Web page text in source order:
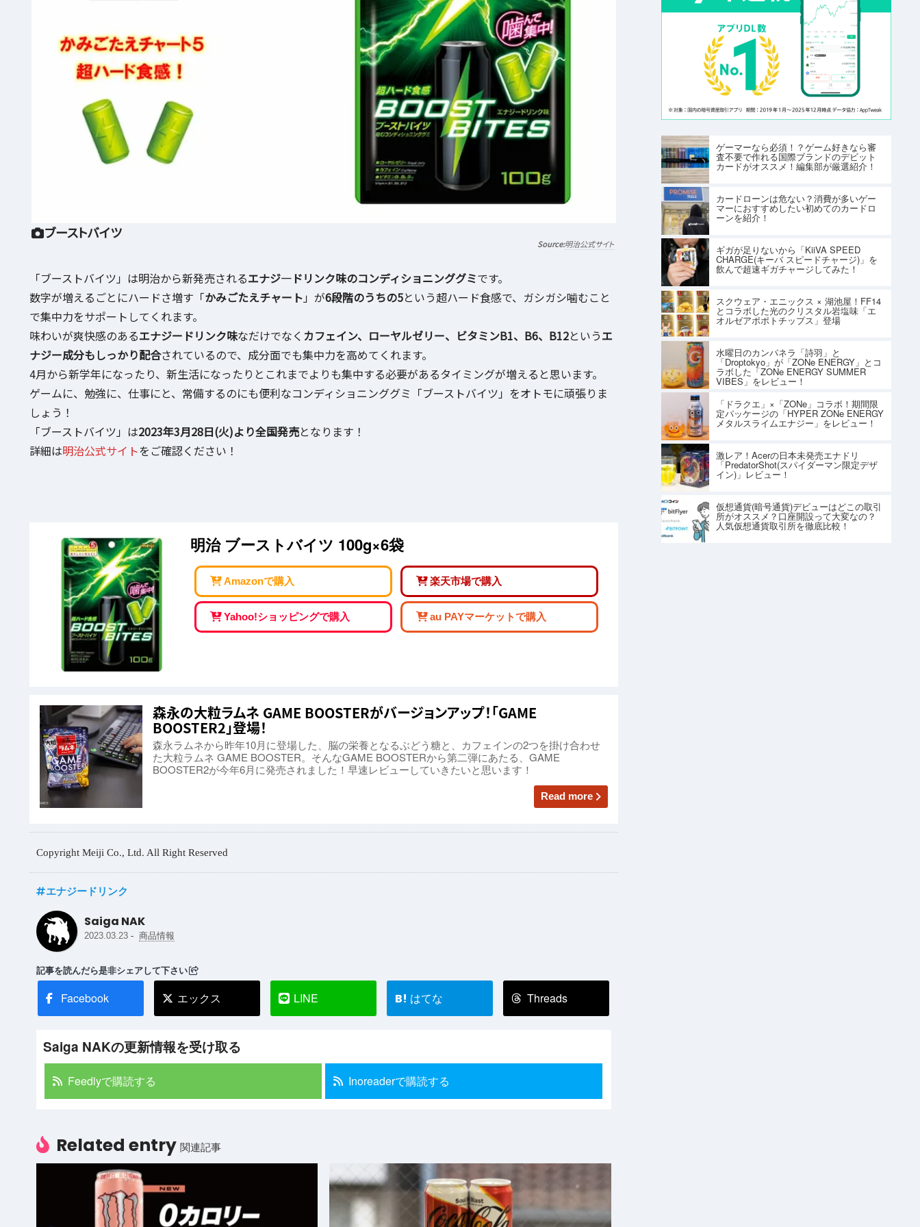
ブーストバイツ
明治公式サイト
「ブーストバイツ」は明治から新発売されるエナジ―ドリンク味のコンディショニンググミです。
数字が増えるごとにハードさ増す「かみごたえチャート 」が6段階のうちの5という超ハード食感で、ガシガシ噛むこと
で集中力をサポートしてくれます。
味わいが爽快感のあるエナジードリンク味なだけでなく カフェイン、ローヤルゼリー、ビタミンB1、B6、B12というエ
ナジー成分もしっかり配合されているので、成分面でも集中力を高めてくれます。
4月から新学年になったり、新生活になったりとこれまでよりも集中する必要があるタイミングが増えると思います。
ゲームに、勉強に、仕事にと、常備するのにも便利なコンディショニンググミ「ブーストバイツ」をオトモに頑張りま
しょう！
「ブーストバイツ」は2023年3月28日(火)より全国発売となります！
詳細は明治公式サイトをご確認ください！
明治 ブーストバイツ 100g×6袋
Amazonで購入 楽天市場で購入
Yahoo!ショッピングで購入 au PAYマーケットで購入
森永の大粒ラムネ GAME BOOSTERがバージョンアップ！「GAME
BOOSTER2」登場！
森永ラムネから昨年10月に登場した、脳の栄養となるぶどう糖と、カフェインの2つを掛け合わせ
た大粒ラムネ GAME BOOSTER。そんなGAME BOOSTERから第二弾にあたる、GAME
BOOSTER2が今年6月に発売されました！早速レビューしていきたいと思います！
Read more
Copyright Meiji Co., Ltd. All Right Reserved
エナジードリンク
Saiga NAK
2023.03.23- 商品情報
記事を読んだら是非シェアして下さい
Facebook エックス LINE B! はてな Threads
Saiga NAKの更新情報を受け取る
Feedlyで購読する Inoreaderで購読する
Related entry 関連記事
ゲーマーなら必須！？ゲーム好きなら審
査不要で作れる国際ブランドのデビット
カードがオススメ！編集部が厳選紹介！
カードローンは危ない？消費が多いゲー
マーにおすすめしたい初めてのカードロ
ーンを紹介！
ギガが足りないから「KiiVA SPEED
CHARGE(キーバ スピードチャージ)」を
飲んで超速ギガチャージしてみた！
スクウェア・エニックス × 湖池屋！FF14
とコラボした光のクリスタル岩塩味「エ
オルゼアポポトチップス」登場
水曜日のカンパネラ「詩羽」と
「Droptokyo」が「ZONe ENERGY」とコ
ラボした「ZONe ENERGY SUMMER
VIBES」をレビュー！
「ドラクエ」×「ZONe」コラボ！期間限
定パッケージの「HYPER ZONe ENERGY
メタルスライムエナジー」をレビュー！
激レア！Acerの日本未発売エナドリ
「PredatorShot(スパイダーマン限定デザ
イン)」レビュー！
仮想通貨(暗号通貨)デビューはどこの取引
所がオススメ？口座開設って大変なの？
人気仮想通貨取引所を徹底比較！